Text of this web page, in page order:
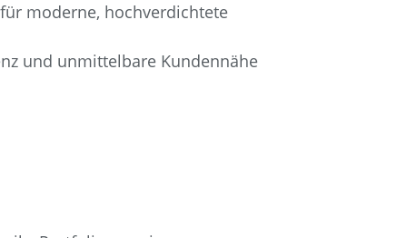
moderne, hochverdichtete
und unmittelbare Kundennähe